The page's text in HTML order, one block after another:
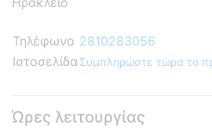
Τηλέφωνο 2810283056
Ιστοσελίδα Συμπληρώστε τώρα το
Ώρες λειτουργίας